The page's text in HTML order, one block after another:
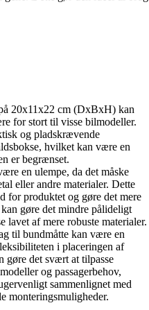
20x11x22 cm (DxBxH) kan
for stort til visse bilmodeller.
og pladskrævende
hvilket kan være en
er begrænset.
en ulempe, da det måske
eller andre materialer. Dette
for produktet og gøre det mere
gøre det mindre pålideligt
lavet af mere robuste materialer.
til bundmåtte kan være en
i placeringen af
gøre det svært at tilpasse
og passagerbehov,
sammenlignet med
monteringsmuligheder.